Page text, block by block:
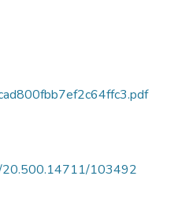
20.500.14711/103492